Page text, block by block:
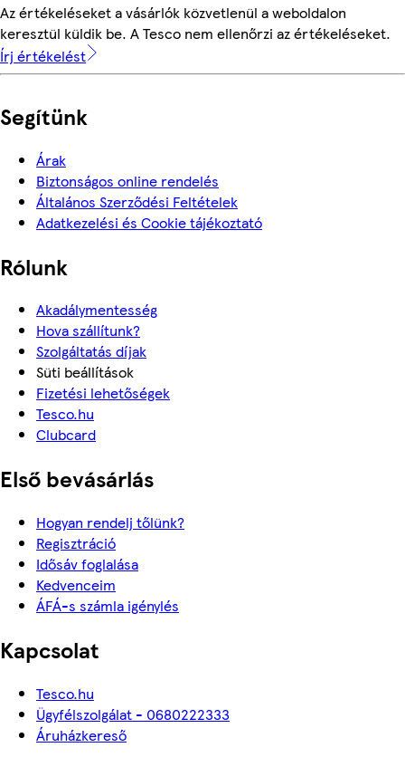
Az értékeléseket a vásárlók közvetlenül a weboldalon
keresztül küldik be. A Tesco nem ellenőrzi az értékeléseket.
Írj értékelést
Segítünk
Árak
Biztonságos online rendelés
Általános Szerződési Feltételek
Adatkezelési és Cookie tájékoztató
Rólunk
Akadálymentesség
Hova szállítunk?
Szolgáltatás díjak
Süti beállítások
Fizetési lehetőségek
Tesco.hu
Clubcard
Első bevásárlás
Hogyan rendelj tőlünk?
Regisztráció
Idősáv foglalása
Kedvenceim
ÁFÁ-s számla igénylés
Kapcsolat
Tesco.hu
Ügyfélszolgálat - 0680222333
Áruházkereső